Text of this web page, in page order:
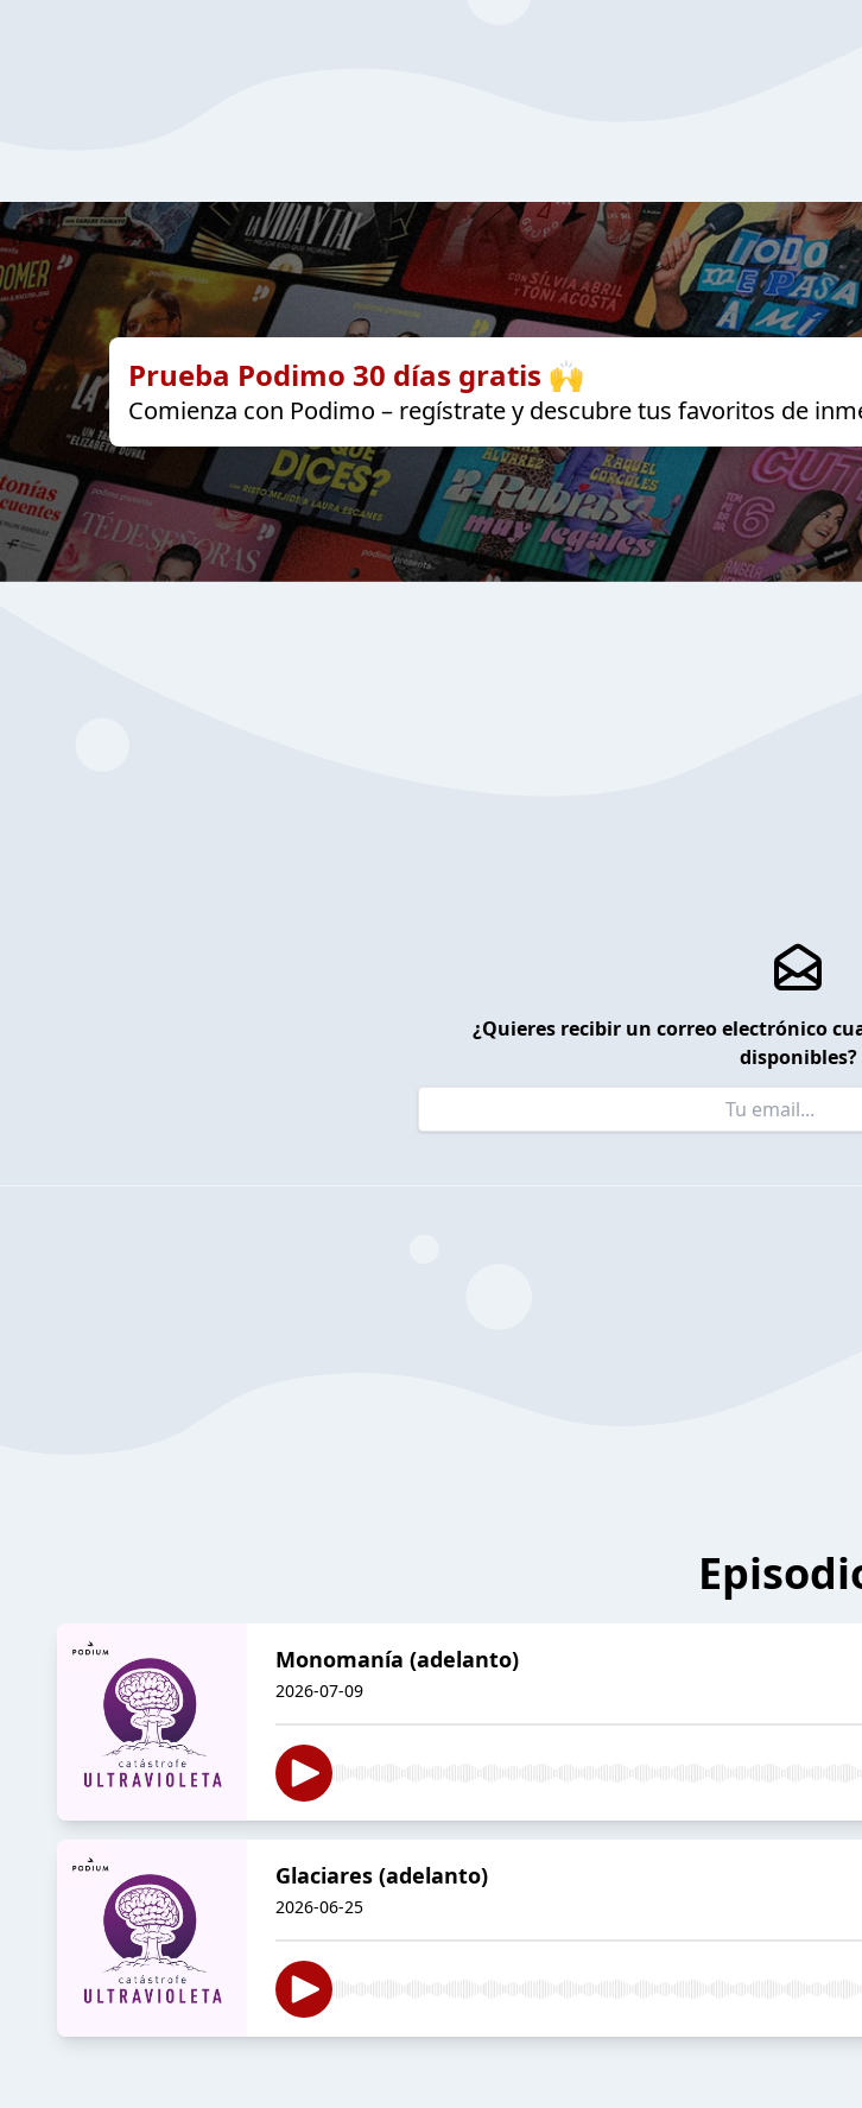
Prueba Podimo 30 días gratis 🙌
Comienza con Podimo – regístrate y descubre tus favoritos de
¿Quieres recibir un correo electrónico
disponibles?
Monomanía (adelanto)
2026-07-09
Glaciares (adelanto)
2026-06-25